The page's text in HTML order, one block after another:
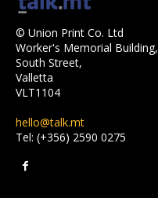
© Union Print Co. Ltd
Worker's Memorial Building,
South Street,
Valletta
VLT1104
hello@talk.mt
Tel: (+356) 2590 0275